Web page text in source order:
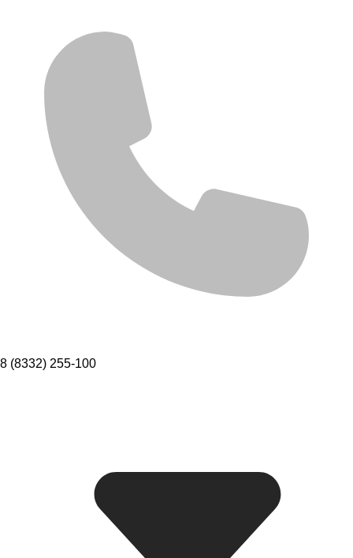
8 (8332) 255-100